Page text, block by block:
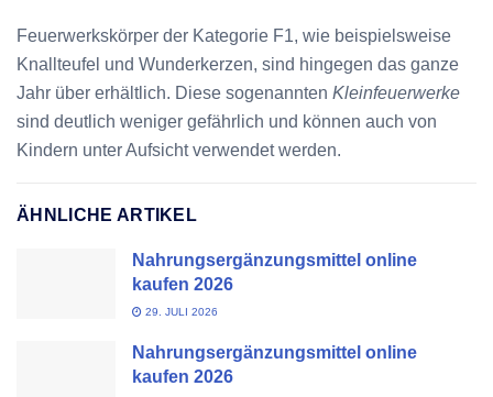
Feuerwerkskörper der Kategorie F1, wie beispielsweise
Knallteufel und Wunderkerzen, sind hingegen das ganze
Jahr über erhältlich. Diese sogenannten Kleinfeuerwerke
sind deutlich weniger gefährlich und können auch von
Kindern unter Aufsicht verwendet werden.
ÄHNLICHE ARTIKEL
Nahrungsergänzungsmittel online
kaufen 2026
29. JULI 2026
Nahrungsergänzungsmittel online
kaufen 2026